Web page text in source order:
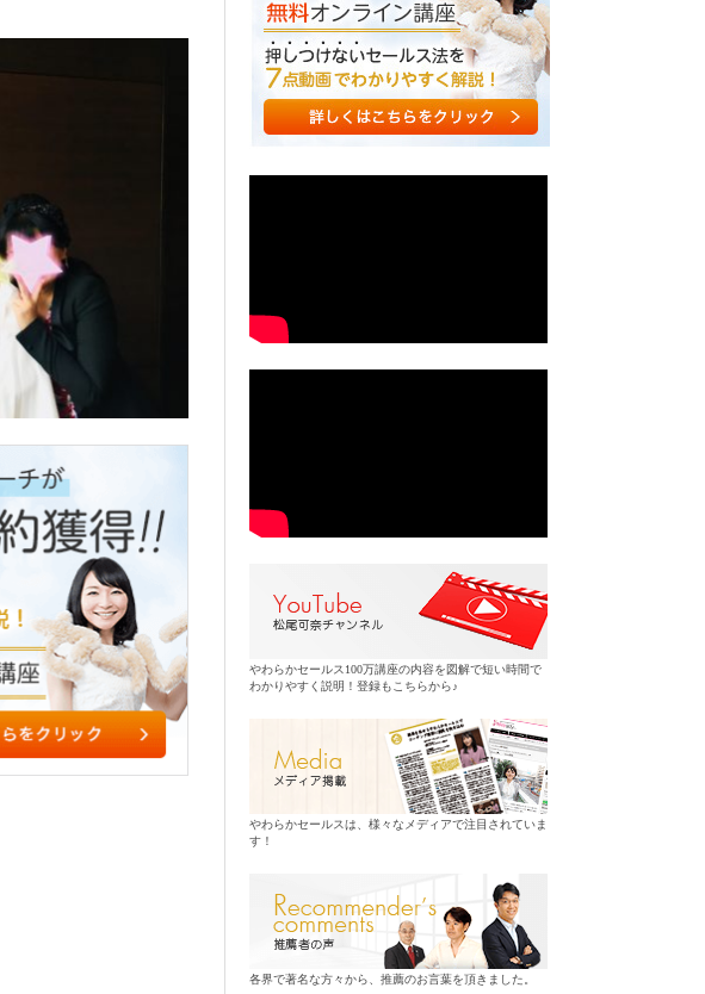
やわらかセールス100万講座の内容を図解で短い時間で
わかりやすく説明！登録もこちらから♪
やわらかセールスは、様々なメディアで注目されていま
す！
各界で著名な方々から、推薦のお言葉を頂きました。